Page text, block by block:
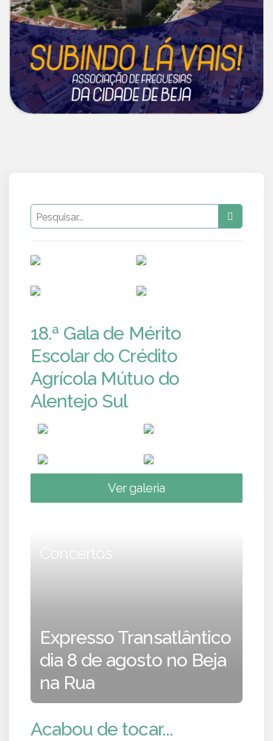
18.ª Gala de Mérito
Escolar do Crédito
Agrícola Mútuo do
Alentejo Sul
Ver galeria
Concertos
Expresso Transatlântico
dia 8 de agosto no Beja
na Rua
Acabou de tocar...